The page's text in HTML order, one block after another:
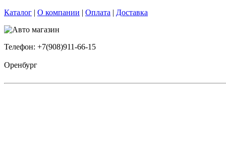
Каталог | О компании | Оплата | Доставка
Телефон: +7(908)911-66-15
Оренбург